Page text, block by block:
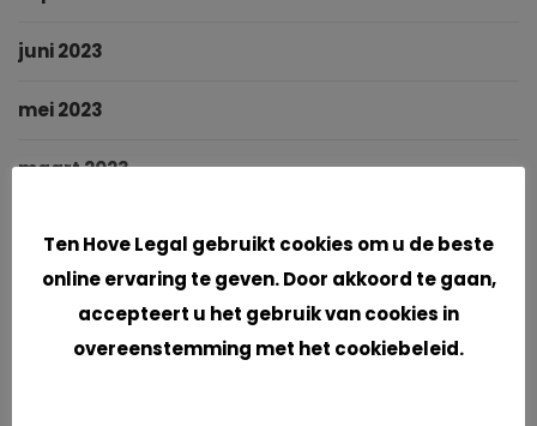
juni 2023
mei 2023
maart 2023
januari 2023
oktober 2022
Ten Hove Legal gebruikt cookies om u de beste
online ervaring te geven. Door akkoord te gaan,
accepteert u het gebruik van cookies in
overeenstemming met het cookiebeleid.